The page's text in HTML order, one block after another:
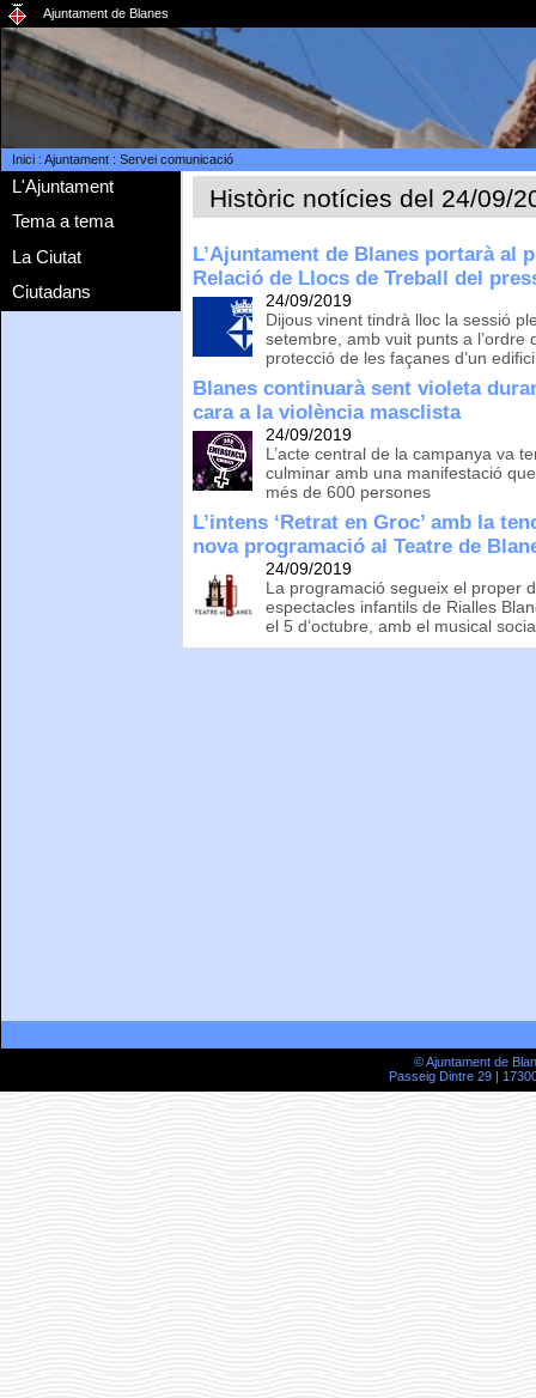
Ajuntament de Blanes
Inici: Ajuntament: Servei comunicació
L'Ajuntament
Tema a tema
La Ciutat
Ciutadans
Històric notícies del 24/09/
L’Ajuntament de Blanes portarà al
Relació de Llocs de Treball del
24/09/2019
Dijous vinent tindrà lloc la sessió
setembre, amb vuit punts a
protecció de les façanes d’un
Blanes continuarà sent violeta
cara a la violència masclista
24/09/2019
L’acte central de la campanya va
culminar amb una manifestació
més de 600 persones
L’intens ‘Retrat en Groc’ amb la
nova programació al Teatre de
24/09/2019
La programació segueix el proper
espectacles infantils de Rialles
el 5 d’octubre, amb el musical
© Ajuntament de
Passeig Dintre 29 |